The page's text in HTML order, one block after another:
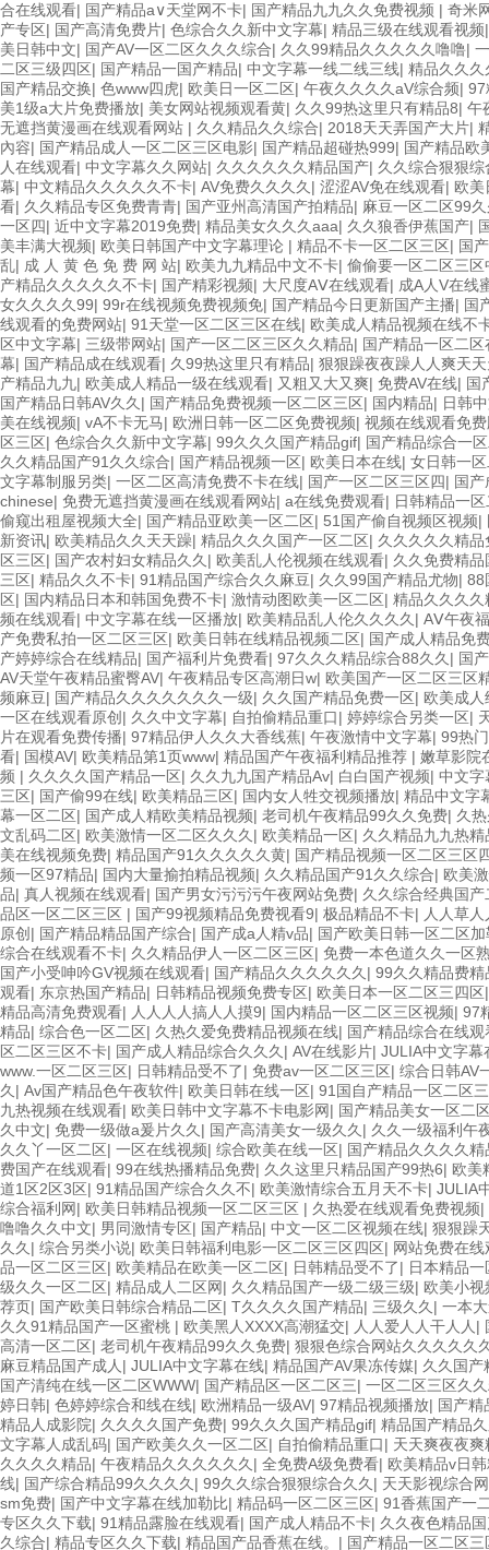
合在线观看| 国产精品а∨天堂网不卡| 国产精品九九久久免费视频 | 奇米
产专区| 国产高清免费片| 色综合久久新中文字幕| 精品三级在线观看视频
美日韩中文| 国产AV一区二区久久久综合| 久久99精品久久久久久噜噜|
二区三级四区| 国产精品一国产精品| 中文字幕一线二线三线| 精品久久久
国产精品交换| 色www四虎| 欧美日一区二区| 午夜久久久久aV综合频| 97
美1级a大片免费播放| 美女网站视频观看黄| 久久99热这里只有精品8| 午
无遮挡黄漫画在线观看网站 | 久久精品久久综合| 2018天天弄国产大片|
內容| 国产精品成人一区二区三区电影| 国产精品超碰热999| 国产精品欧
人在线观看| 中文字幕久久网站| 久久久久久久精品国产| 久久综合狠狠
幕| 中文精品久久久久久不卡| AV免费久久久久 | 涩涩AV免在线观看| 欧美
看| 久久精品专区免费青青| 国产亚州高清国产拍精品| 麻豆一区二区99
一区四| 近中文字幕2019免费| 精品美女久久久aaa| 久久狼香伊蕉国产|
美丰满大视频| 欧美日韩国产中文字幕理论 | 精品不卡一区二区三区| 国
乱| 成 人 黄 色 免 费 网 站| 欧美九九精品中文不卡| 偷偷要一区二区三区
产精品久久久久久不卡| 国产精彩视频| 大尺度AⅤ在线观看| 成A人V在线
女久久久久99| 99r在线视频免费视频免| 国产精品今日更新国产主播| 国
线观看的免费网站| 91天堂一区二区三区在线| 欧美成人精品视频在线不
区中文字幕| 三级带网站| 国产一区二区三区久久精品| 国产精品一区二区
幕| 国产精品成在线观看| 久99热这里只有精品| 狠狠躁夜夜躁人人爽天
产精品九九| 欧美成人精品一级在线观看| 又粗又大又爽| 免费AV在线| 国
国产精品日韩AV久久 | 国产精品免费视频一区二区三区| 国内精品| 日韩
美在线视频| vA不卡无马| 欧洲日韩一区二区免费视频| 视频在线观看免
区三区| 色综合久久新中文字幕| 99久久久国产精品gif| 国产精品综合一
久久精品国产91久久综合| 国产精品视频一区| 欧美日本在线| 女日韩一
文字幕制服另类| 一区二区高清免费不卡在线| 国产一区二区三区四| 国
chinese| 免费无遮挡黄漫画在线观看网站| a在线免费观看| 日韩精品一
偷窥出租屋视频大全| 国产精品亚欧美一区二区| 51国产偷自视频区视频|
新资讯| 欧美精品久久天天躁| 精品久久久国产一区二区| 久久久久久精品
区三区| 国产农村妇女精品久久 | 欧美乱人伦视频在线观看| 久久免费精品
三区| 精品久久不卡| 91精品国产综合久久麻豆| 久久99国产精品尤物| 88
区| 国内精品日本和韩国免费不卡| 激情动图欧美一区二区| 精品久久久久
频在线观看| 中文字幕在线一区播放| 欧美精品乱人伦久久久久 | AⅤ午夜
产免费私拍一区二区三区| 欧美日韩在线精品视频二区| 国产成人精品免
产婷婷综合在线精品| 国产福利片免费看| 97久久久精品综合88久久 | 国
AV天堂午夜精品蜜臀AV| 午夜精品专区高潮日w| 欧美国产一区二区三区
频麻豆| 国产精品久久久久久久久一级| 久久国产精品免费一区| 欧美成
一区在线观看原创 | 久久中文字幕| 自拍偷精品重口| 婷婷综合另类一区|
片在观看免费传播| 97精品伊人久久大香线蕉| 午夜激情中文字幕| 99热
看| 国模AV| 欧美精品第1页www| 精品国产午夜福利精品推荐 | 嫩草影院
频 | 久久久久国产精品一区| 久久九九国产精品Av| 白白国产视频| 中文字
三区| 国产偷99在线| 欧美精品三区| 国内女人牲交视频播放| 精品中文字
幕一区二区| 国产成人精欧美精品视频| 老司机午夜精品99久久免费| 久
文乱码二区| 欧美激情一区二区久久久 | 欧美精品一区| 久久精品九九热精
美在线视频免费| 精品国产91久久久久久黄| 国产精品视频一区二区三区
频一区97精品| 国内大量揄拍精品视频| 久久精品国产91久久综合| 欧美
品| 真人视频在线观看| 国产男女污污污午夜网站免费| 久久综合经典国产
品区一区二区三区 | 国产99视频精品免费视看9| 极品精品不卡| 人人草
原创 | 国产精品精品国产综合| 国产成a人精v品| 国产欧美日韩一区二区
综合在线观看不卡| 久久精品伊人一区二区三区| 免费一本色道久久一区
国产小受呻吟GV视频在线观看| 国产精品久久久久久久 | 99久久精品费
观看| 东京热国产精品| 日韩精品视频免费专区| 欧美日本一区二区三四区
精品高清免费观看| 人人人人搞人人摸9| 国内精品一区二区三区视频| 97
精品| 综合色一区二区| 久热久爱免费精品视频在线| 国产精品综合在线观
区二区三区不卡| 国产成人精品综合久久久 | AV在线影片| JULIA中文字幕
www.一区二区三区| 日韩精品受不了| 免费av一区二区三区| 综合日韩AV
久 | Av国产精品色午夜软件| 欧美日韩在线一区| 91国自产精品一区二区
九热视频在线观看| 欧美日韩中文字幕不卡电影网| 国产精品美女一区二
久中文| 免费一级做a爰片久久 | 国产高清美女一级久久 | 久久一级福利午
久久丫一区二区| 一区在线视频| 综合欧美在线一区| 国产精品久久久久
费国产在线观看| 99在线热播精品免费| 久久这里只精品国产99热6| 欧美
道1区2区3区| 91精品国产综合久久不| 欧美激情综合五月天不卡| JULIA
综合福利网| 欧美日韩精品视频一区二区三区 | 久热爱在线观看免费视频|
噜噜久久中文| 男同激情专区| 国产精品| 中文一区二区视频在线| 狠狠躁
久久 | 综合另类小说| 欧美日韩福利电影一区二区三区四区| 网站免费在线
品一区二区三区| 欧美精品在欧美一区二区| 日韩精品受不了| 日本精品
级久久一区二区| 精品成人二区网| 久久精品国产一级二级三级| 欧美小视
荐页| 国产欧美日韩综合精品二区| T久久久久国产精品| 三级久久 | 一本
久久91精品国产一区蜜桃 | 欧美黑人XXXX高潮猛交| 人人爱人人干人人 |
高清一区二区| 老司机午夜精品99久久免费| 狠狠色综合网站久久久久久
麻豆精品国产成人 | JULIA中文字幕在线| 精品国产AV果冻传媒| 久久国产
国产清纯在线一区二区WWW| 国产精品区一区二区三| 一区二区三区久
婷日韩| 色婷婷综合和线在线| 欧洲精品一级AV| 97精品视频播放| 国产精
精品人成影院| 久久久久国产免费| 99久久久国产精品gif| 精品国产精品
文字幕人成乱码| 国产欧美久久一区二区| 自拍偷精品重口| 天天爽夜夜
久久久久精品| 午夜精品久久久久久久 | 全免费A级免费看| 欧美精品v日
线| 国产综合精品99久久久久 | 99久久综合狠狠综合久久 | 天天影视综合网
sm免费| 国产中文字幕在线加勒比| 精品码一区二区三区| 91香蕉国产一
专区久久下载| 91精品露脸在线观看| 国产成人精品不卡| 久久夜色精品
久综合| 精品专区久久下载| 精品国产品香蕉在线。 | 国产精品一区二区三